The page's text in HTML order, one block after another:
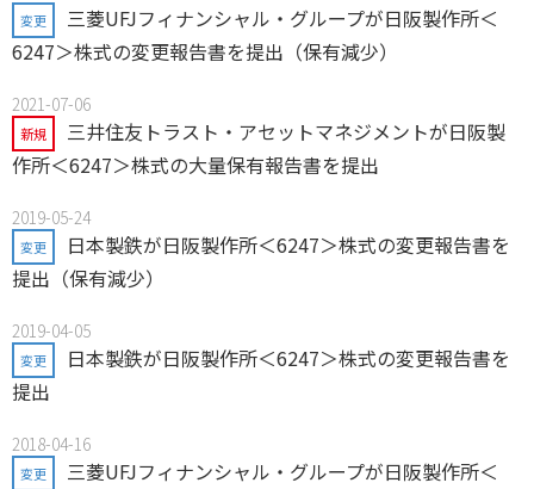
変更
三菱UFJフィナンシャル・グループが日阪製作所＜
6247＞株式の変更報告書を提出（保有減少）
2021-07-06
新規
三井住友トラスト・アセットマネジメントが日阪製
作所＜6247＞株式の大量保有報告書を提出
2019-05-24
変更
日本製鉄が日阪製作所＜6247＞株式の変更報告書を
提出（保有減少）
2019-04-05
変更
日本製鉄が日阪製作所＜6247＞株式の変更報告書を
提出
2018-04-16
変更
三菱UFJフィナンシャル・グループが日阪製作所＜